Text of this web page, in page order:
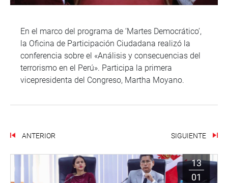
En el marco del programa de ‘Martes Democrático’,
la Oficina de Participación Ciudadana realizó la
conferencia sobre el «Análisis y consecuencias del
terrorismo en el Perú». Participa la primera
vicepresidenta del Congreso, Martha Moyano.
ANTERIOR SIGUIENTE
13
01